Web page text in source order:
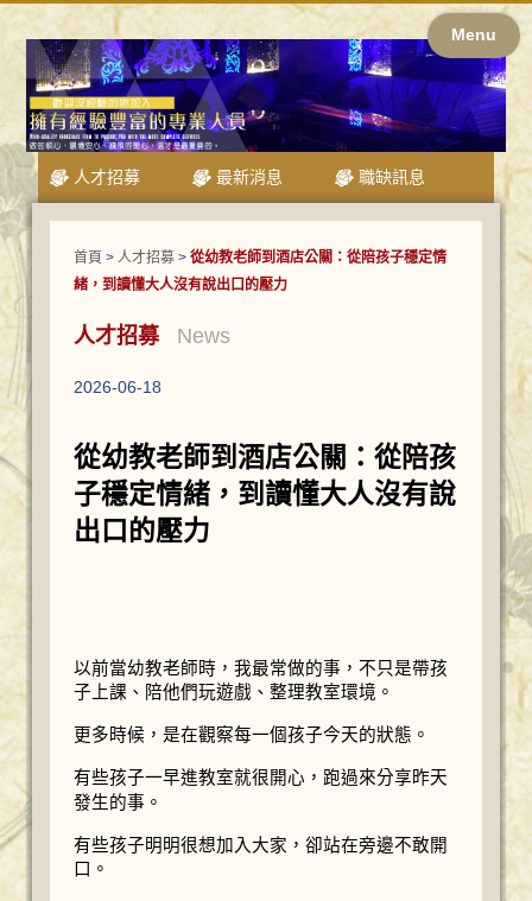
Menu
人才招募 最新消息 職缺訊息
首頁 > 人才招募 >從幼教老師到酒店公關：從陪孩子穩定情
緒，到讀懂大人沒有說出口的壓力
人才招募 News
2026-06-18
從幼教老師到酒店公關：從陪孩
子穩定情緒，到讀懂大人沒有說
出口的壓力
以前當幼教老師時，我最常做的事，不只是帶孩
子上課、陪他們玩遊戲、整理教室環境。
更多時候，是在觀察每一個孩子今天的狀態。
有些孩子一早進教室就很開心，跑過來分享昨天
發生的事。
有些孩子明明很想加入大家，卻站在旁邊不敢開
口。